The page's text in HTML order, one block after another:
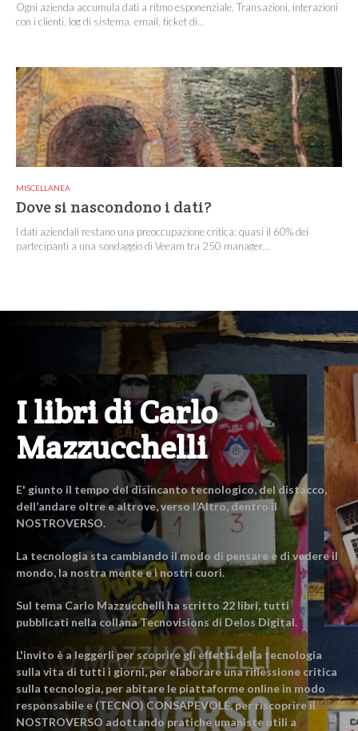
Ogni azienda accumula dati a ritmo esponenziale. Transazioni, interazioni
con i clienti, log di sistema, email, ticket di...
MISCELLANEA
Dove si nascondono i dati?
I dati aziendali restano una preoccupazione critica: quasi il 60% dei
partecipanti a una sondaggio di Veeam tra 250 manager...
I libri di Carlo
Mazzucchelli
E' giunto il tempo del disincanto tecnologico, del distacco,
dell’andare oltre e altrove, verso l’Altro, dentro il
NOSTROVERSO.
La tecnologia sta cambiando il modo di pensare e di vedere il
mondo, la nostra mente e i nostri cuori.
Sul tema Carlo Mazzucchelli ha scritto 22 libri, tutti
pubblicati nella collana Tecnovisions di Delos Digital.
L'invito è a leggerli per scoprire gli effetti della tecnologia
sulla vita di tutti i giorni, per elaborare una riflessione critica
sulla tecnologia, per abitare le piattaforme online in modo
responsabile e (TECNO) CONSAPEVOLE, per riscoprire il
NOSTROVERSO adottando pratiche umaniste utili a